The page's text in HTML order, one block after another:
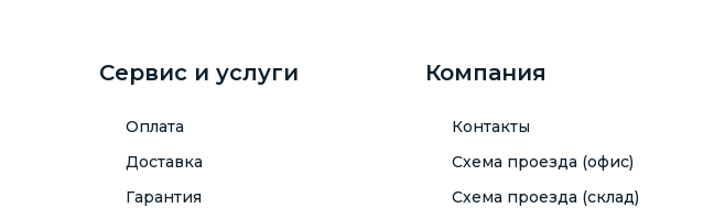
Сервис и услуги
Оплата
Доставка
Гарантия
Компания
Контакты
Схема проезда (офис)
Схема проезда (склад)